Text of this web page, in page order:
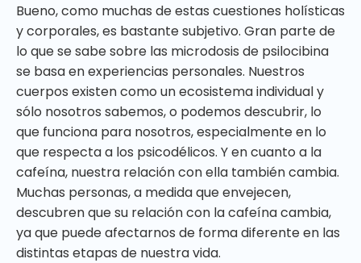
Bueno, como muchas de estas cuestiones holísticas
y corporales, es bastante subjetivo. Gran parte de
lo que se sabe sobre las microdosis de psilocibina
se basa en experiencias personales. Nuestros
cuerpos existen como un ecosistema individual y
sólo nosotros sabemos, o podemos descubrir, lo
que funciona para nosotros, especialmente en lo
que respecta a los psicodélicos. Y en cuanto a la
cafeína, nuestra relación con ella también cambia.
Muchas personas, a medida que envejecen,
descubren que su relación con la cafeína cambia,
ya que puede afectarnos de forma diferente en las
distintas etapas de nuestra vida.